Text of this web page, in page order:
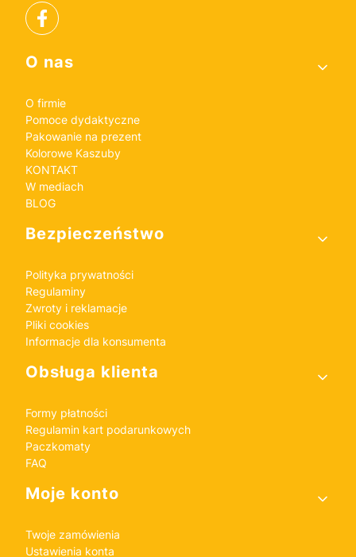
Linki w stopce
O nas
O firmie
Pomoce dydaktyczne
Pakowanie na prezent
Kolorowe Kaszuby
KONTAKT
W mediach
BLOG
Bezpieczeństwo
Polityka prywatności
Regulaminy
Zwroty i reklamacje
Pliki cookies
Informacje dla konsumenta
Obsługa klienta
Formy płatności
Regulamin kart podarunkowych
Paczkomaty
FAQ
Moje konto
Twoje zamówienia
Ustawienia konta